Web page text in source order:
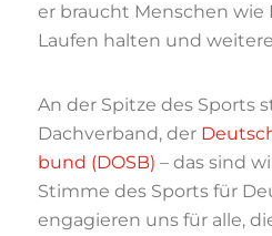
er braucht Menschen wie
Laufen halten und
An der Spitze des Sports
Dachverband, der
bund (DOSB) – das sind
Stimme des Sports für
engagieren uns für alle,